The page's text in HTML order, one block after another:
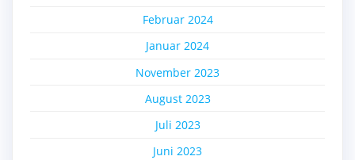
Februar 2024
Januar 2024
November 2023
August 2023
Juli 2023
Juni 2023